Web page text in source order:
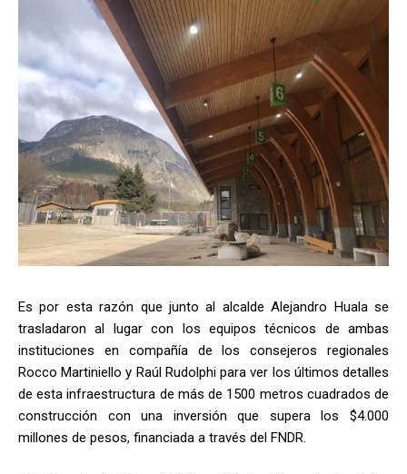
Es por esta razón que junto al alcalde Alejandro Huala se
trasladaron al lugar con los equipos técnicos de ambas
instituciones en compañía de los consejeros regionales
Rocco Martiniello y Raúl Rudolphi para ver los últimos detalles
de esta infraestructura de más de 1500 metros cuadrados de
construcción con una inversión que supera los $4.000
millones de pesos, financiada a través del FNDR.